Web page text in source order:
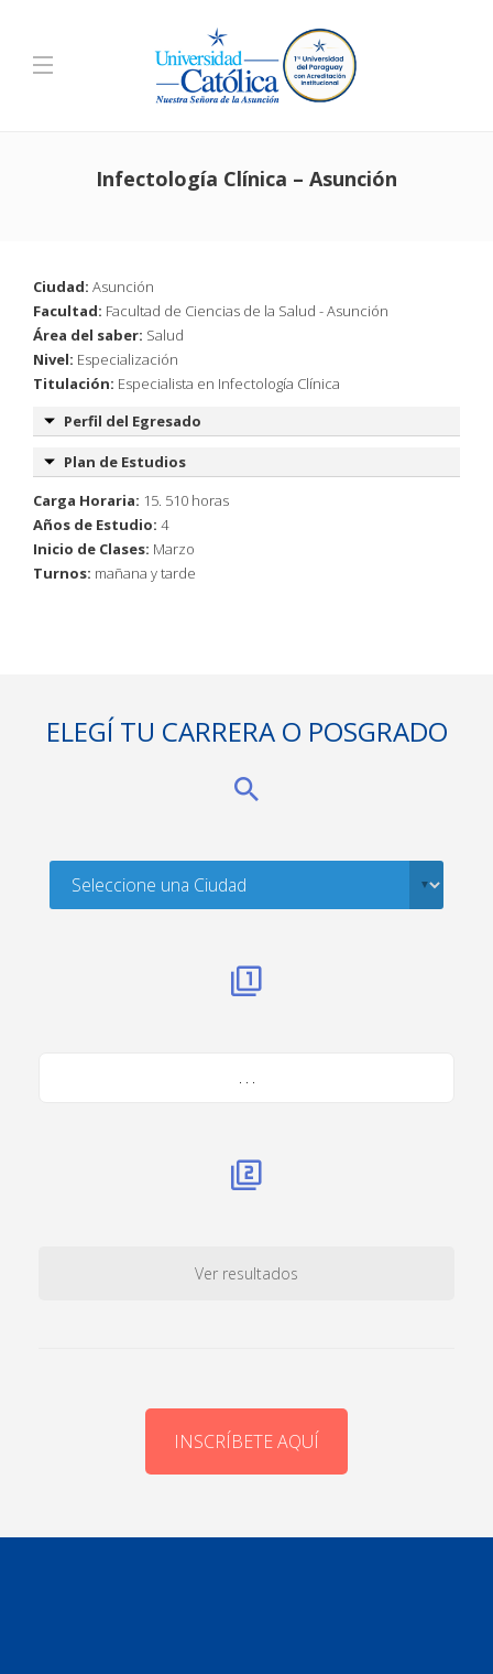
Infectología Clínica – Asunción
Ciudad: Asunción
Facultad: Facultad de Ciencias de la Salud - Asunción
Área del saber: Salud
Nivel: Especialización
Titulación: Especialista en Infectología Clínica
Perfil del Egresado
Plan de Estudios
Carga Horaria: 15. 510 horas
Años de Estudio: 4
Inicio de Clases: Marzo
Turnos: mañana y tarde
ELEGÍ TU CARRERA O POSGRADO
. . .
Ver resultados
INSCRÍBETE AQUÍ